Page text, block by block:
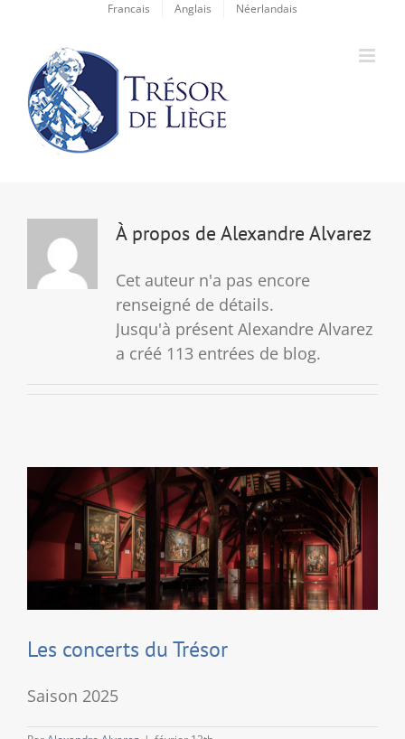
contenu
Francais Anglais Néerlandais
À propos de Alexandre Alvarez
Cet auteur n'a pas encore
renseigné de détails.
Jusqu'à présent Alexandre Alvarez
a créé 113 entrées de blog.
Les concerts du Trésor
Saison 2025